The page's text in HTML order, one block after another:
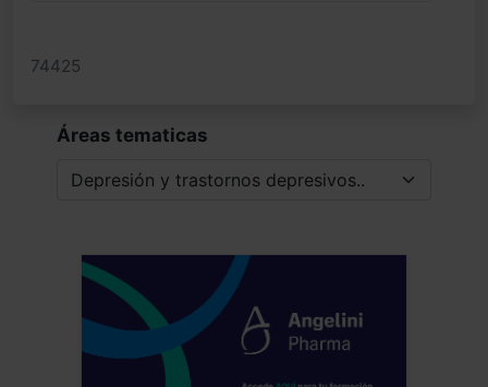
74425
Áreas tematicas